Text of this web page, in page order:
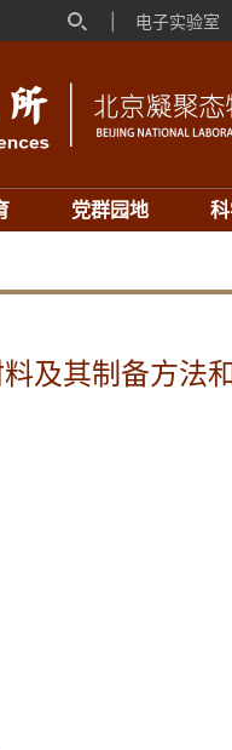
电子实验室
党群园地
及其制备方法